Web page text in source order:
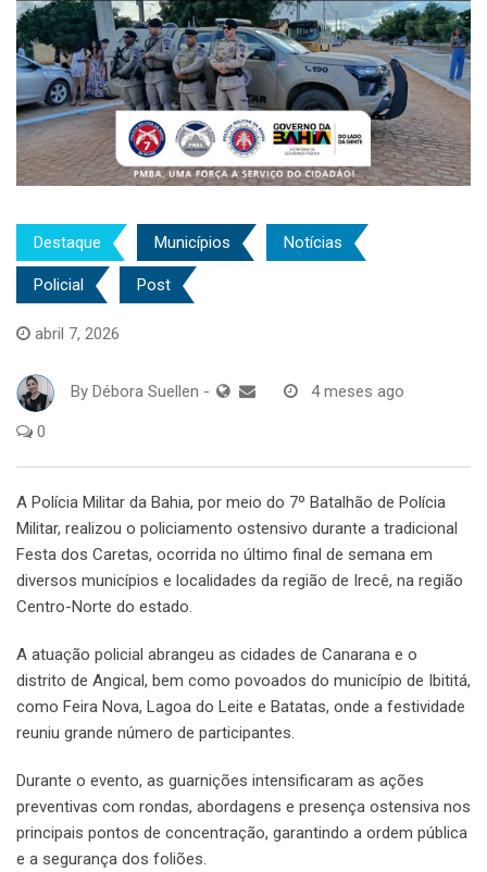
Destaque Municípios Notícias
Policial Post
abril 7, 2026
By Débora Suellen - 4 meses ago
0
A Polícia Militar da Bahia, por meio do 7º Batalhão de Polícia
Militar, realizou o policiamento ostensivo durante a tradicional
Festa dos Caretas, ocorrida no último final de semana em
diversos municípios e localidades da região de Irecê, na região
Centro-Norte do estado.
A atuação policial abrangeu as cidades de Canarana e o
distrito de Angical, bem como povoados do município de Ibititá,
como Feira Nova, Lagoa do Leite e Batatas, onde a festividade
reuniu grande número de participantes.
Durante o evento, as guarnições intensificaram as ações
preventivas com rondas, abordagens e presença ostensiva nos
principais pontos de concentração, garantindo a ordem pública
e a segurança dos foliões.